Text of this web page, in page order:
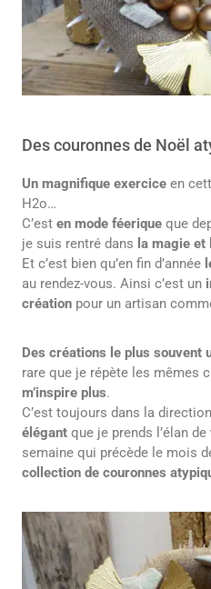
Des couronnes de Noël
Un magnifique exercice en
H2o…
C’est en mode féerique que
je suis rentré dans la magie et
Et c’est bien qu’en fin d’année
au rendez-vous. Ainsi c’est un
création pour un artisan
Des créations le plus souvent
rare que je répète les mêmes
m’inspire plus.
C’est toujours dans la direction
élégant que je prends l’élan de
semaine qui précède le mois
collection de couronnes